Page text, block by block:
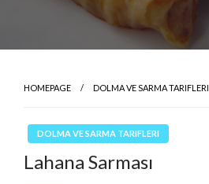
HOMEPAGE DOLMA VE SARMA TARIFLERI
DOLMA VE SARMA TARIFLERI
Lahana Sarması